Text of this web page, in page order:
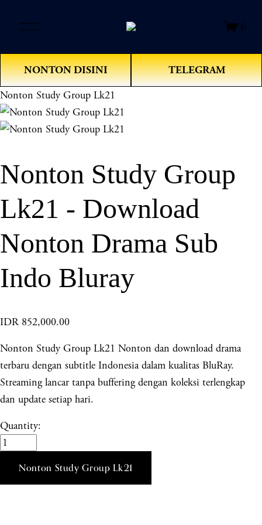
e
n
M
e
u
0
NONTON DISINI TELEGRAM
Nonton Study Group Lk21
Nonton Study Group
Lk21 - Download
Nonton Drama Sub
Indo Bluray
IDR 852,000.00
Nonton Study Group Lk21 Nonton dan download drama
terbaru dengan subtitle Indonesia dalam kualitas BluRay.
Streaming lancar tanpa buffering dengan koleksi terlengkap
dan update setiap hari.
Quantity:
Nonton Study Group Lk21